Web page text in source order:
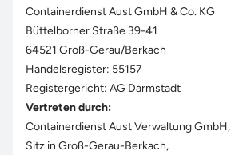
Containerdienst Aust GmbH & Co. KG
Büttelborner Straße 39-41
64521 Groß-Gerau/Berkach
Handelsregister: 55157
Registergericht: AG Darmstadt
Vertreten durch:
Containerdienst Aust Verwaltung GmbH,
Sitz in Groß-Gerau-Berkach,